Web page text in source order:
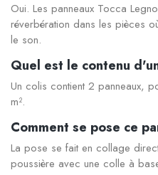
Oui. Les panneaux Tocca
réverbération dans les pièces
le son.
Quel est le contenu
Un colis contient 2 panneaux,
m².
Comment se pose ce
La pose se fait en collage
poussière avec une colle à